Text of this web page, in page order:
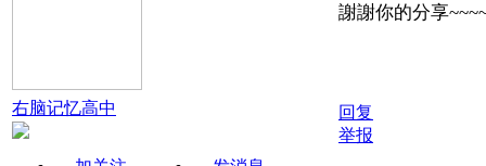
右脑记忆高中
謝謝你的分享
回复
举报